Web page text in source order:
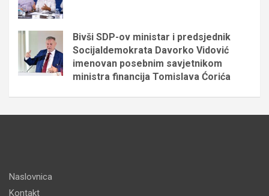
Bivši SDP-ov ministar i predsjednik
Socijaldemokrata Davorko Vidović
imenovan posebnim savjetnikom
ministra financija Tomislava Ćorića
Naslovnica
Kontakt